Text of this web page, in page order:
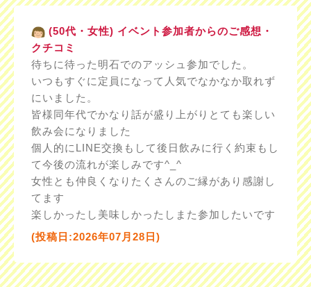
(50代・女性) イベント参加者からのご感想・
クチコミ
待ちに待った明石でのアッシュ参加でした。
いつもすぐに定員になって人気でなかなか取れず
にいました。
皆様同年代でかなり話が盛り上がりとても楽しい
飲み会になりました
個人的にLINE交換もして後日飲みに行く約束もし
て今後の流れが楽しみです^_^
女性とも仲良くなりたくさんのご縁があり感謝し
てます
楽しかったし美味しかったしまた参加したいです
(投稿日:2026年07月28日)